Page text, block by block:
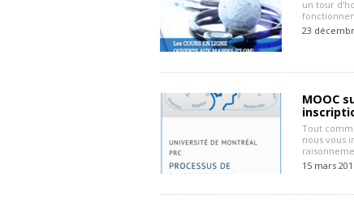
un tour
23
MOOC
Tout
nous vous
15 mars